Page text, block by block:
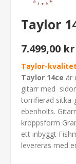
Taylor
7.499,00 kr
Taylor-
Taylor 14ce är
gitarr med
torrifierad sitka-
ebenholts.
kroppsform
ett inbyggt
levereras med